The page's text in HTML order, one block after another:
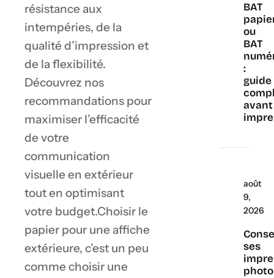
résistance aux
intempéries, de la
qualité d’impression et
de la flexibilité.
Découvrez nos
recommandations pour
maximiser l’efficacité
de votre
communication
visuelle en extérieur
tout en optimisant
votre budget.Choisir le
papier pour une affiche
extérieure, c’est un peu
comme choisir une
BAT
ou
BAT
:
guide
avant
août
9,
2026
ses
photo